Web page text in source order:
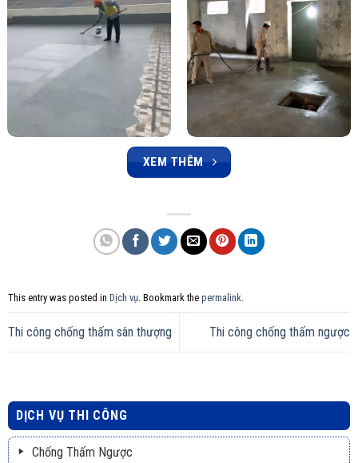
XEM THÊM
This entry was posted in Dịch vụ. Bookmark the permalink
Thi công chống thấm sân thượng Thi công chống thấm ngược
DỊCH VỤ THI CÔNG
Chống Thấm Ngược